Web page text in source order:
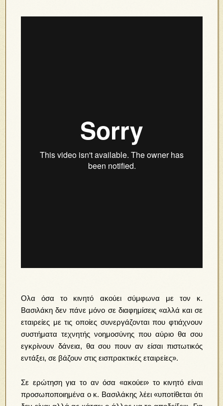
Ολα όσα το κινητό ακούει σύμφωνα με τον κ.
Βασιλάκη δεν πάνε μόνο σε διαφημίσεις «αλλά και σε
εταιρείες με τις οποίες συνεργάζονται που φτιάχνουν
συστήματα τεχνητής νοημοσύνης που αύριο θα σου
εγκρίνουν δάνεια, θα σου πουν αν είσαι πιστωτικός
εντάξει, σε βάζουν στις εισπρακτικές εταιρείες».
Σε ερώτηση για το αν όσα «ακούει» το κινητό είναι
προσωποποιημένα ο κ. Βασιλάκης λέει «υποτίθεται ότι